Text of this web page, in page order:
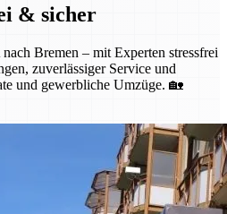
& sicher
Bremen – mit Experten stressfrei
zuverlässiger Service und
und gewerbliche Umzüge. 🏡